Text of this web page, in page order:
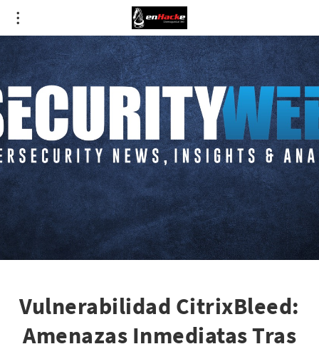
Vulnerabilidad CitrixBleed:
Amenazas Inmediatas Tras